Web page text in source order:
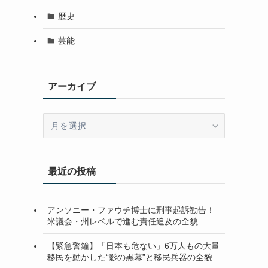
歴史
芸能
アーカイブ
ブ最近の投稿
アンソニー・ファウチ博士に刑事起訴勧告！
米議会・州レベルで進む責任追及の全貌
【緊急警鐘】「日本も危ない」6万人もの大量
移民を動かした“影の黒幕”と移民兵器の全貌